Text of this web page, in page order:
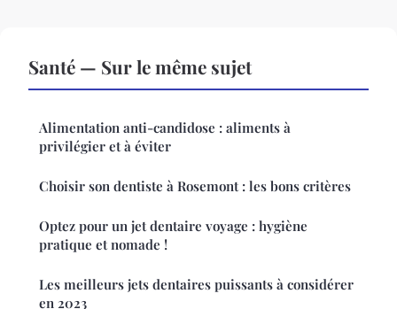
Santé — Sur le même sujet
Alimentation anti-candidose : aliments à
privilégier et à éviter
Choisir son dentiste à Rosemont : les bons critères
Optez pour un jet dentaire voyage : hygiène
pratique et nomade !
Les meilleurs jets dentaires puissants à considérer
en 2023